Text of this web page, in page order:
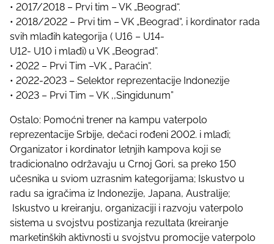
• 2017/2018 – Prvi tim – VK „Beograd“.
• 2018/2022 – Prvi tim – VK „Beograd“, i kordinator rada
svih mlađih kategorija ( U16 – U14-
U12- U10 i mlađi) u VK „Beograd”.
• 2022 – Prvi Tim –VK „ Paraćin“.
• 2022-2023 – Selektor reprezentacije Indonezije
• 2023 – Prvi Tim – VK ,,Singidunum”
Ostalo: Pomoćni trener na kampu vaterpolo
reprezentacije Srbije, dečaci rođeni 2002. i mlađi;
Organizator i kordinator letnjih kampova koji se
tradicionalno održavaju u Crnoj Gori, sa preko 150
učesnika u sviom uzrasnim kategorijama; Iskustvo u
radu sa igračima iz Indonezije, Japana, Australije;
Iskustvo u kreiranju, organizaciji i razvoju vaterpolo
sistema u svojstvu postizanja rezultata (kreiranje
marketinških aktivnosti u svojstvu promocije vaterpolo